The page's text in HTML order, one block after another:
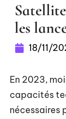
les
18/11/
En 2023,
capacités
nécessaires